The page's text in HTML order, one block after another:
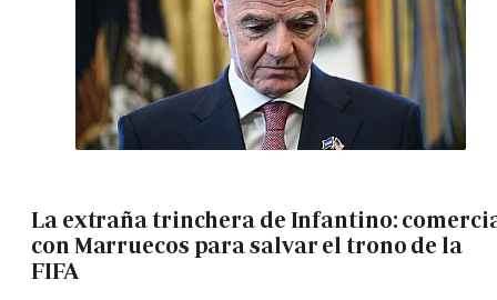
La extraña trinchera de Infantino:
con Marruecos para salvar el trono de la
FIFA